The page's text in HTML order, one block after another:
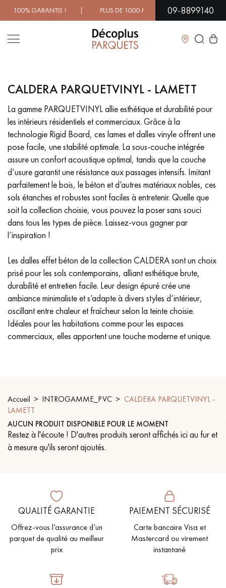
GARANTIS ! | PLUS DE 1000 MODÈLES À DÉCOUVRIR
09-8899140
Fermer
LES RECHERCHES LES PLUS COURANTES
PARQUET MASSIF
PARQUET CONTRECOLLÉ -
FLOTTANT
SOL PLAQUÉ BOIS VERITABLES
PARQUETS À MOTIFS
TRADITIONNELS
PARQUET EN BOIS EXOTIQUE PARQUET VERNIS
PARQUET HUILÉ PARQUET EN BOIS BRUT
PARQUET VIEILLI
PARQUET LAMES LARGES XXL PARQUET EN CHÊNE
ACCESSOIRES PARQUET
D'INTÉRIEUR
Nos conseillers sont disponibles au
VOUS AVEZ UN PROJET ?
Nos experts sont à votre disposition pour vous guider pas à
pas dans le choix et la pose de votre parquet.
Un expert Décoplus Parquets vous appelle
CALDERA PARQUETVINYL - LAMETT
La gamme PARQUETVINYL allie esthétique et durabilité pour
les intérieurs résidentiels et commerciaux. Grâce à la
technologie Rigid Board, ces lames et dalles vinyle offrent une
pose facile, une stabilité optimale. La sous-couche intégrée
assure un confort acoustique optimal, tandis que la couche
d’usure garantit une résistance aux passages intensifs. Imitant
parfaitement le bois, le béton et d’autres matériaux nobles, ces
sols étanches et robustes sont faciles à entretenir. Quelle que
soit la collection choisie, vous pouvez la poser sans souci
dans tous les types de pièce. Laissez-vous gagner par
l’inspiration !
Les dalles effet béton de la collection CALDERA sont un choix
prisé pour les sols contemporains, alliant esthétique brute,
durabilité et entretien facile. Leur design épuré crée une
ambiance minimaliste et s’adapte à divers styles d’intérieur,
oscillant entre chaleur et fraîcheur selon la teinte choisie.
Idéales pour les habitations comme pour les espaces
commerciaux, elles apportent une touche moderne et unique.
Accueil INTROGAMME_PVC
CALDERA PARQUETVINYL -
LAMETT
AUCUN PRODUIT DISPONIBLE POUR LE MOMENT
Restez à l'écoute ! D'autres produits seront affichés ici au fur et
à mesure qu'ils seront ajoutés.
QUALITÉ GARANTIE
Offrez-vous l’assurance d’un
parquet de qualité au meilleur
prix
PAIEMENT SÉCURISÉ
Carte bancaire Visa et
Mastercard ou virement
instantané